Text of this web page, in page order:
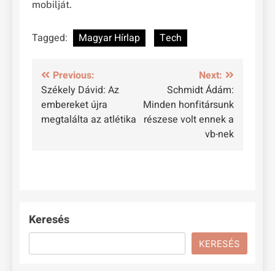
mobilját.
Tagged: Magyar Hírlap Tech
Bejegyzés
navigáció
Previous:
Székely Dávid: Az
embereket újra
megtalálta az atlétika
Next:
Schmidt Ádám:
Minden honfitársunk
részese volt ennek a
vb-nek
Keresés
KERESÉS